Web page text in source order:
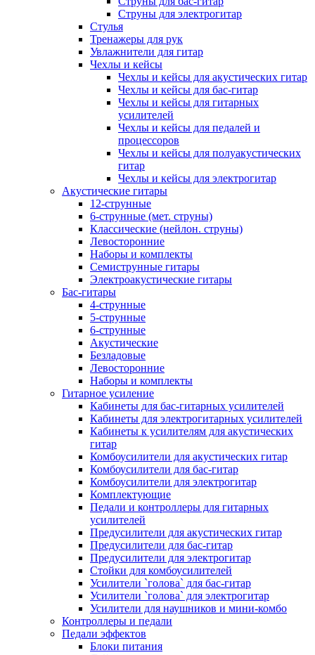
Струны для электрогитар
Стулья
Тренажеры для рук
Увлажнители для гитар
Чехлы и кейсы
Чехлы и кейсы для акустических гитар
Чехлы и кейсы для бас-гитар
Чехлы и кейсы для гитарных
усилителей
Чехлы и кейсы для педалей и
процессоров
Чехлы и кейсы для полуакустических
гитар
Чехлы и кейсы для электрогитар
Акустические гитары
12-струнные
6-струнные (мет. струны)
Классические (нейлон. струны)
Левосторонние
Наборы и комплекты
Семиструнные гитары
Электроакустические гитары
Бас-гитары
4-струнные
5-струнные
6-струнные
Акустические
Безладовые
Левосторонние
Наборы и комплекты
Гитарное усиление
Кабинеты для бас-гитарных усилителей
Кабинеты для электрогитарных усилителей
Кабинеты к усилителям для акустических
гитар
Комбоусилители для акустических гитар
Комбоусилители для бас-гитар
Комбоусилители для электрогитар
Комплектующие
Педали и контроллеры для гитарных
усилителей
Предусилители для акустических гитар
Предусилители для бас-гитар
Предусилители для электрогитар
Стойки для комбоусилителей
Усилители `голова` для бас-гитар
Усилители `голова` для электрогитар
Усилители для наушников и мини-комбо
Контроллеры и педали
Педали эффектов
Блоки питания